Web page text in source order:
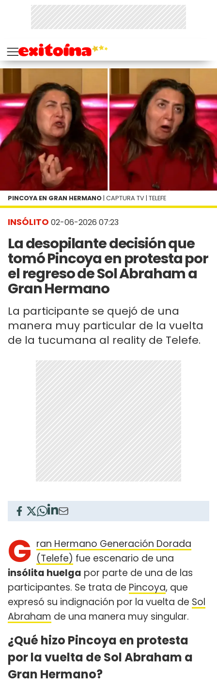
INSÓLITO 02-06-2026 07:23
La desopilante decisión que
tomó Pincoya en protesta por
el regreso de Sol Abraham a
Gran Hermano
La participante se quejó de una
manera muy particular de la vuelta
de la tucumana al reality de Telefe.
PINCOYA EN GRAN HERMANO | CAPTURA TV | TELEFE
G ran Hermano Generación Dorada
(Telefe) fue escenario de una
insólita huelga por parte de una de las
participantes. Se trata de Pincoya, que
expresó su indignación por la vuelta de Sol
Abraham de una manera muy singular.
¿Qué hizo Pincoya en protesta
por la vuelta de Sol Abraham a
Gran Hermano?